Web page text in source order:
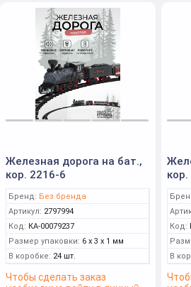
Железная дорога на бат.,
кор. 2216-6
Бренд: Без бренда
Артикул: 2797994
Код: КА-00079237
Размер упаковки: 6 x 3 x 1 мм
В коробке: 24 шт.
Чтобы сделать заказ
Код:
В